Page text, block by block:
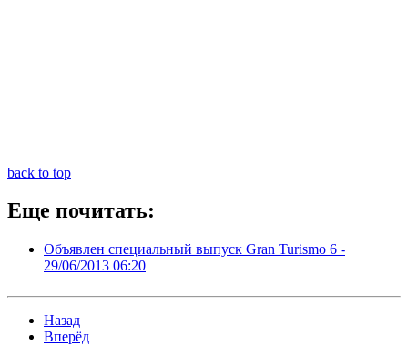
back to top
Еще почитать:
Объявлен специальный выпуск Gran Turismo 6 -
29/06/2013 06:20
Назад
Вперёд